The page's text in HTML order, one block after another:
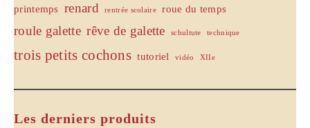
printemps renard rentrée scolaire roue du temps
roule galette rêve de galette schultute technique
trois petits cochons tutoriel vidéo XIIe
Les derniers produits